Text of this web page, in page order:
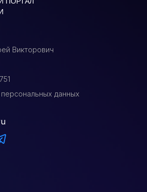
Викторович
данных